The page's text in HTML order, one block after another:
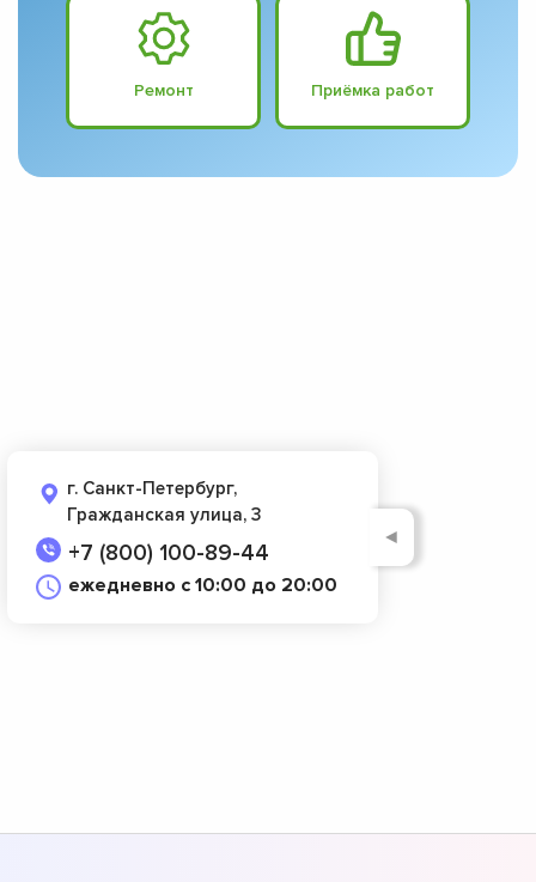
Ремонт Приёмка работ
г. Санкт-Петербург,
Гражданская улица, 3
+7 (800) 100-89-44
ежедневно с 10:00 до 20:00
◄